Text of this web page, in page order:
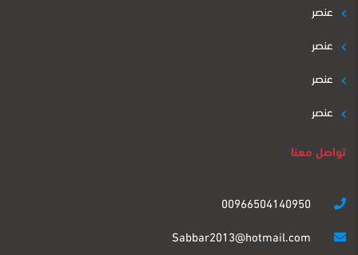
عنصر
عنصر
عنصر
عنصر
تواصل معنا